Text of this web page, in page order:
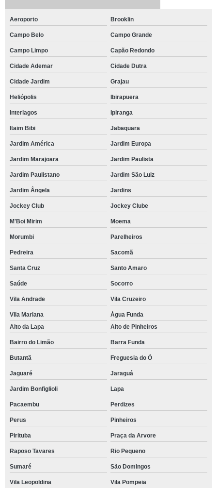
Aeroporto Brooklin
Campo Belo Campo Grande
Campo Limpo Capão Redondo
Cidade Ademar Cidade Dutra
Cidade Jardim Grajau
Heliópolis Ibirapuera
Interlagos Ipiranga
Itaim Bibi Jabaquara
Jardim América Jardim Europa
Jardim Marajoara Jardim Paulista
Jardim Paulistano Jardim São Luiz
Jardim Ângela Jardins
Jockey Club Jockey Clube
M'Boi Mirim Moema
Morumbi Parelheiros
Pedreira Sacomã
Santa Cruz Santo Amaro
Saúde Socorro
Vila Andrade Vila Cruzeiro
Vila Mariana
Água Funda
Alto da Lapa
Alto de Pinheiros
Bairro do Limão Barra Funda
Butantã Freguesia do Ó
Jaguaré Jaraguá
Jardim Bonfiglioli Lapa
Pacaembu Perdizes
Perus Pinheiros
Pirituba Praça da Arvore
Raposo Tavares Rio Pequeno
Sumaré São Domingos
Vila Leopoldina Vila Pompeia